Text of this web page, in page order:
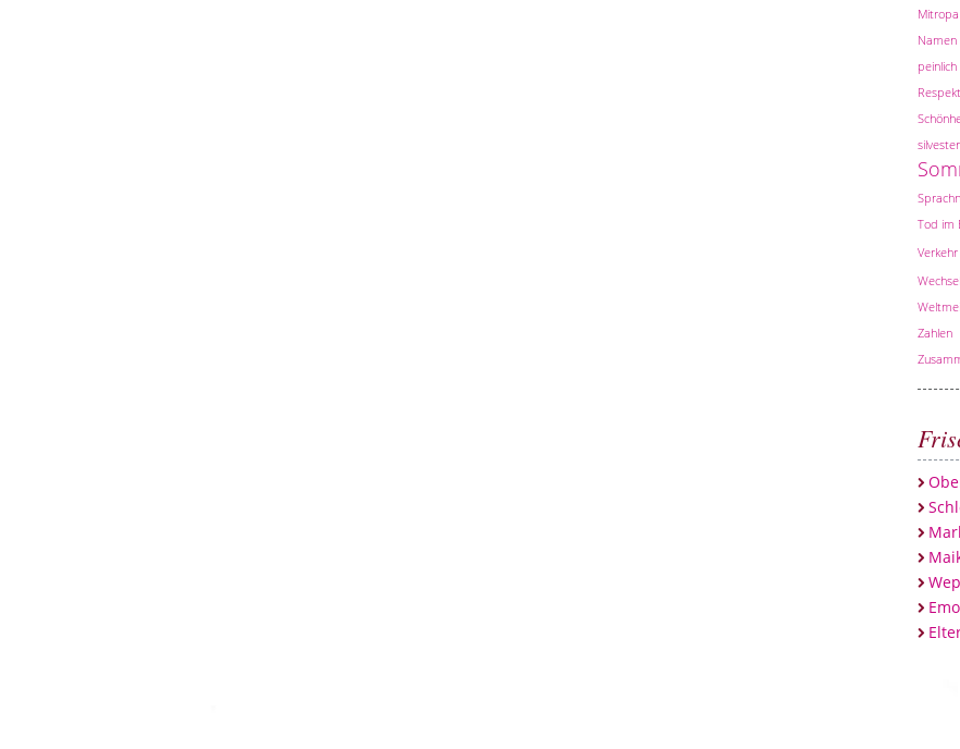
Mitropa
Namen
peinlich
Respekt
silvester
Tod im
Verkehr
Zahlen